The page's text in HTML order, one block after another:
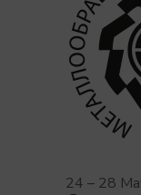
24 – 28